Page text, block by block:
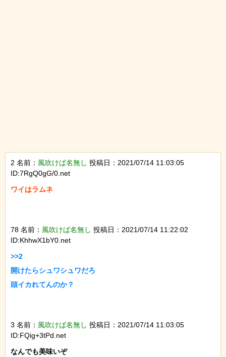
2 名前： 風吹けば名無し 投稿日：2021/07/14 11:03:05
ID:7RgQ0gG/0.net
ワイはラムネ
78 名前： 風吹けば名無し 投稿日：2021/07/14 11:22:02
ID:KhhwX1bY0.net
>>2
開けたらシュワシュワだろ
頭イカれてんのか？
3 名前： 風吹けば名無し 投稿日：2021/07/14 11:03:05
ID:FQig+3tPd.net
なんでも美味いぞ